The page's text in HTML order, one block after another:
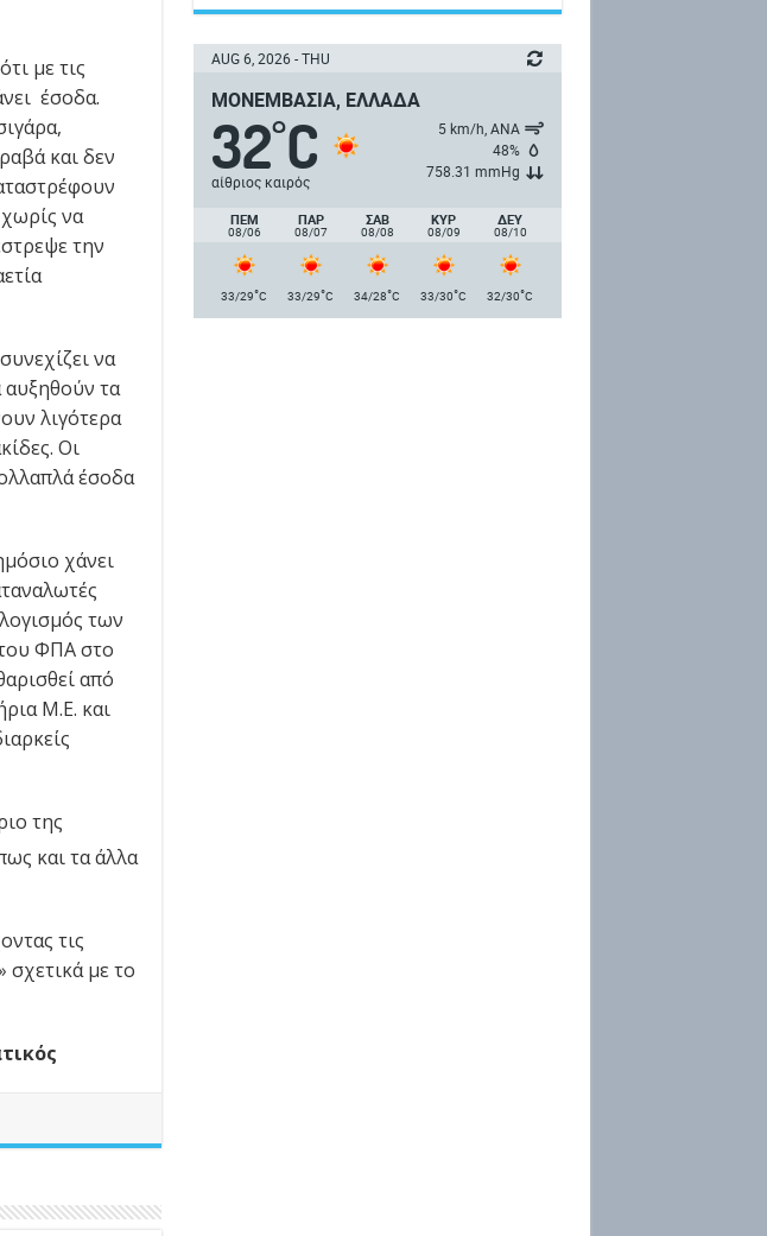
με τις
έσοδα.
και δεν
χωρίς να
την
να
αυξηθούν τα
λιγότερα
Οι
έσοδα
χάνει
των
ΦΠΑ στο
από
Μ.Ε. και
της
και τα άλλα
τις
σχετικά με το
AUG 6, 2026 - THU
ΜΟΝΕΜΒΑΣΙΆ, ΕΛΛΆΔΑ
32°C
αίθριος καιρός
5 km/h, ΑΝΑ
48%
758.31 mmHg
ΠΈΜ
08/06
ΠΑΡ
08/07
ΣΑΒ
08/08
ΚΥΡ
08/09
ΔΕΥ
08/10
33/29°C 33/29°C 34/28°C 33/30°C 32/30°C